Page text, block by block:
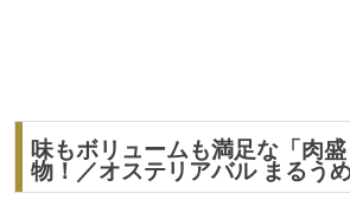
味もボリュームも満足な「肉
物！／オステリアバル まるう